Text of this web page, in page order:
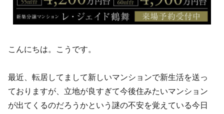
こんにちは。こうです。
最近、転居してまして新しいマンションで新生活を送っ
ておりますが、立地が良すぎて今後住みたいマンション
が出てくるのだろうかという謎の不安を覚えている今日